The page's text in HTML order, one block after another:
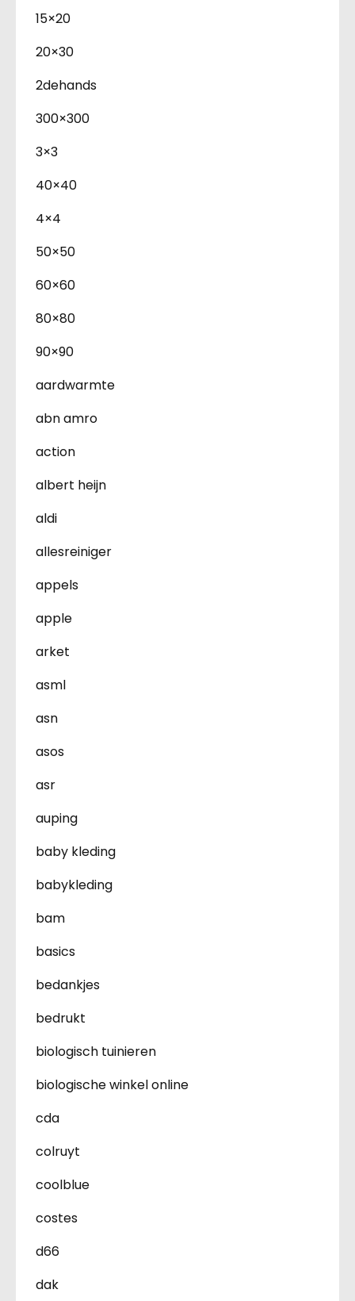
15×20
20×30
2dehands
300×300
3×3
40×40
4×4
50×50
60×60
80×80
90×90
aardwarmte
abn amro
action
albert heijn
aldi
allesreiniger
appels
apple
arket
asml
asn
asos
asr
auping
baby kleding
babykleding
bam
basics
bedankjes
bedrukt
biologisch tuinieren
biologische winkel online
cda
colruyt
coolblue
costes
d66
dak